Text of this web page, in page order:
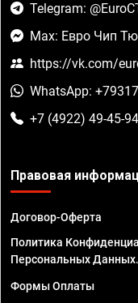
Telegram:
Max: Евро Чип
https://vk.com/
WhatsApp:
+7 (4922) 49-45-94
Правовая
Договор-Оферта
Политика
Персональных Данных.
Формы Оплаты